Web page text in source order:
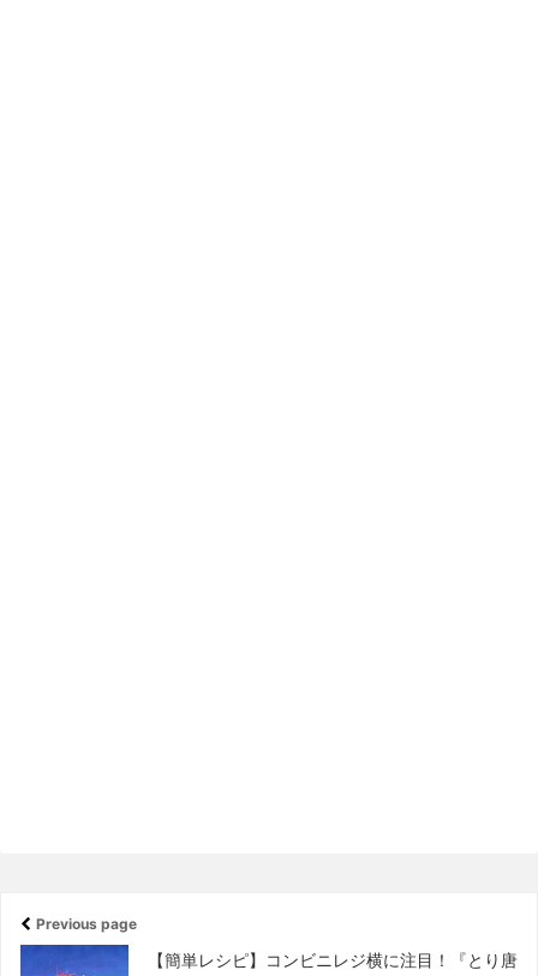
Previous page
【簡単レシピ】コンビニレジ横に注目！『とり唐